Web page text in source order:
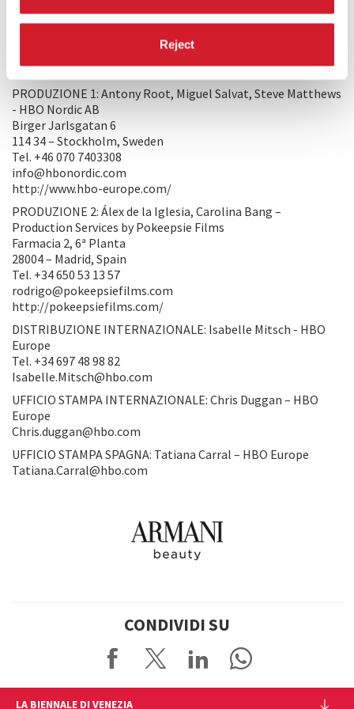
Reject
sostengono modi diversi di intendere la materia divina. Dio
PRODUZIONE/DISTRIBUZIONE
PRODUZIONE 1: Antony Root, Miguel Salvat, Steve Matthews
- HBO Nordic AB
Birger Jarlsgatan 6
114 34 – Stockholm, Sweden
Tel. +46 070 7403308
info@hbonordic.com
http://www.hbo-europe.com/
PRODUZIONE 2: Álex de la Iglesia, Carolina Bang –
Production Services by Pokeepsie Films
Farmacia 2, 6ª Planta
28004 – Madrid, Spain
Tel. +34 650 53 13 57
rodrigo@pokeepsiefilms.com
http://pokeepsiefilms.com/
DISTRIBUZIONE INTERNAZIONALE: Isabelle Mitsch - HBO
Europe
Tel. +34 697 48 98 82
Isabelle.Mitsch@hbo.com
UFFICIO STAMPA INTERNAZIONALE: Chris Duggan – HBO
Europe
Chris.duggan@hbo.com
UFFICIO STAMPA SPAGNA: Tatiana Carral – HBO Europe
Tatiana.Carral@hbo.com
CONDIVIDI SU
LA BIENNALE DI VENEZIA